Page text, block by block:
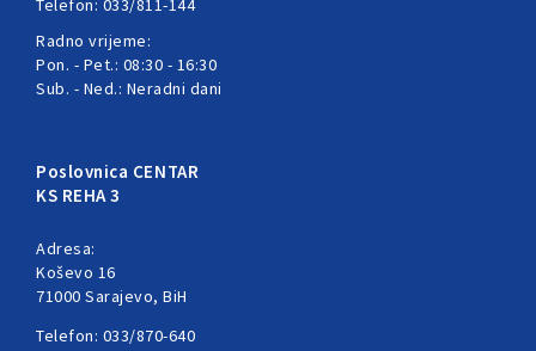
Telefon: 033/811-144
Radno vrijeme:
Pon. - Pet.: 08:30 - 16:30
Sub. - Ned.: Neradni dani
Poslovnica CENTAR
KS REHA 3
Adresa:
Koševo 16
71000 Sarajevo, BiH
Telefon: 033/870-640